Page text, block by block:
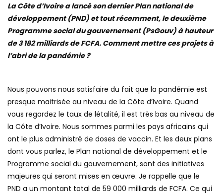
La Côte d’Ivoire a lancé son dernier Plan national de
développement (PND) et tout récemment, le deuxième
Programme social du gouvernement (PsGouv) à hauteur
de 3 182 milliards de FCFA. Comment mettre ces projets à
l’abri de la pandémie ?
Nous pouvons nous satisfaire du fait que la pandémie est
presque maitrisée au niveau de la Côte d’Ivoire. Quand
vous regardez le taux de létalité, il est très bas au niveau de
la Côte d’Ivoire. Nous sommes parmi les pays africains qui
ont le plus administré de doses de vaccin. Et les deux plans
dont vous parlez, le Plan national de développement et le
Programme social du gouvernement, sont des initiatives
majeures qui seront mises en œuvre. Je rappelle que le
PND a un montant total de 59 000 milliards de FCFA. Ce qui